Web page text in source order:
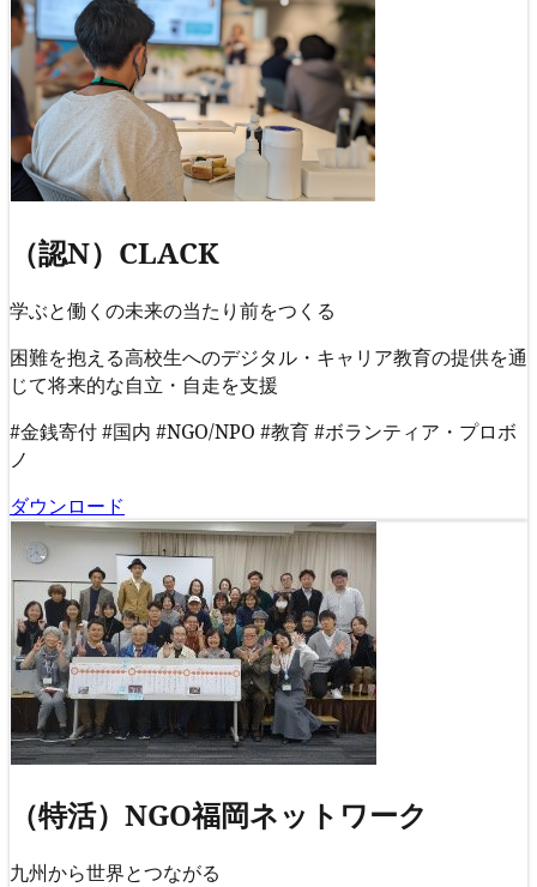
（認N）CLACK
学ぶと働くの未来の当たり前をつくる
困難を抱える⾼校⽣へのデジタル・キャリア教育の提供を通
じて将来的な自立・自走を支援
#金銭寄付#国内 #NGO/NPO #教育#ボランティア・プロボ
ノ
ダウンロード
（特活）NGO福岡ネットワーク
九州から世界とつながる